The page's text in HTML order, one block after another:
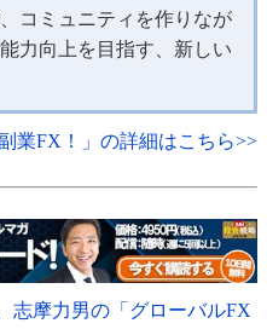
コミュニティを作りなが
力向上を目指す、新しい
業FX！」の詳細はこちら>>
志摩力男の「グローバルFX